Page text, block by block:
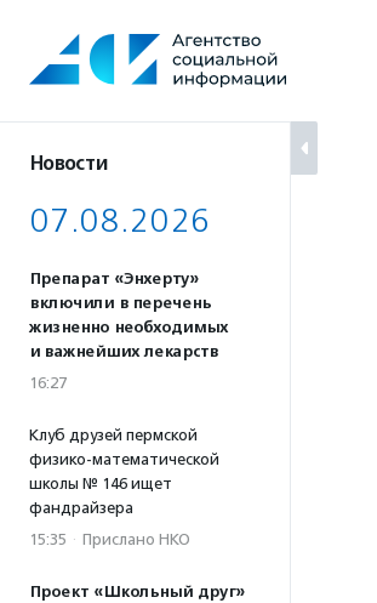
содержанию
Новости
07.08.2026
Препарат «Энхерту»
включили в перечень
жизненно необходимых
и важнейших лекарств
16:27
Клуб друзей пермской
физико-математической
школы № 146 ищет
фандрайзера
15:35 · Прислано НКО
Проект «Школьный друг»